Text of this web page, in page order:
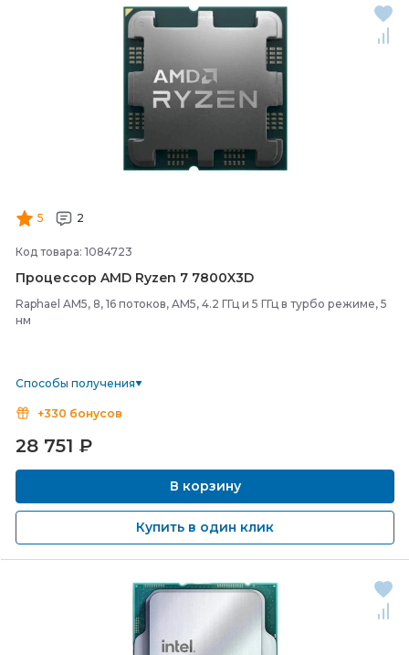
5 2
Код товара: 1084723
Процессор AMD Ryzen 7 7800X3D
Raphael AM5, 8, 16 потоков, AM5, 4.2 ГГц и 5 ГГц в турбо режиме, 5
нм
Способы получения
+330 бонусов
28 751 ₽
В корзину
Купить в один клик